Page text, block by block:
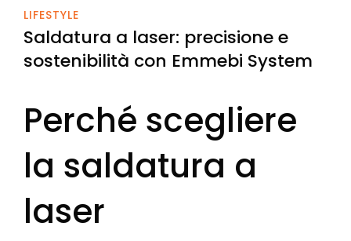
LIFESTYLE
Saldatura a laser: precisione e
sostenibilità con Emmebi System
Perché scegliere
la saldatura a
laser